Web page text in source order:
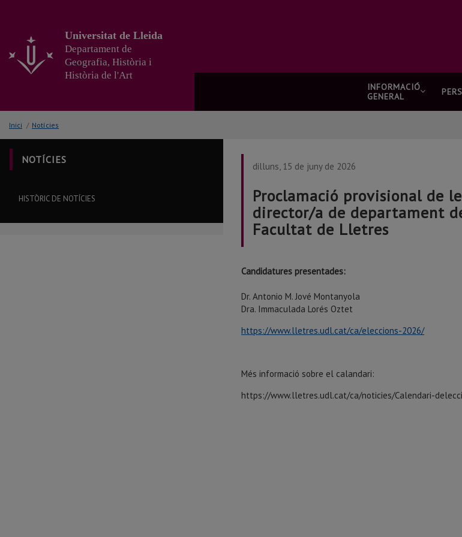
principal
Universitat de Lleida
Departament de
Geografia, Història i
Història de l'Art
INFORMACIÓ
GENERAL
Inici / Notícies
NOTÍCIES
HISTÒRIC DE NOTÍCIES
dilluns, 15 de juny de 2026
Proclamació provisional de
director/a de departament
Facultat de Lletres
Candidatures presentades:
Dr. Antonio M. Jové Montanyola
Dra. Immaculada Lorés Oztet
https://www.lletres.udl.cat/ca/eleccions-2026/
Més informació sobre el calandari:
https://www.lletres.udl.cat/ca/noticies/Calendari-